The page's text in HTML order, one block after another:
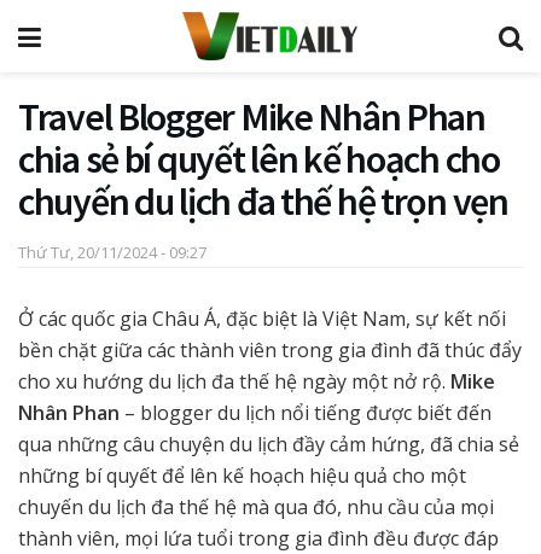
Travel Blogger Mike Nhân Phan
chia sẻ bí quyết lên kế hoạch cho
chuyến du lịch đa thế hệ trọn vẹn
Thứ Tư, 20/11/2024 - 09:27
Ở các quốc gia Châu Á, đặc biệt là Việt Nam, sự kết nối
bền chặt giữa các thành viên trong gia đình đã thúc đẩy
cho xu hướng du lịch đa thế hệ ngày một nở rộ. Mike
Nhân Phan – blogger du lịch nổi tiếng được biết đến
qua những câu chuyện du lịch đầy cảm hứng, đã chia sẻ
những bí quyết để lên kế hoạch hiệu quả cho một
chuyến du lịch đa thế hệ mà qua đó, nhu cầu của mọi
thành viên, mọi lứa tuổi trong gia đình đều được đáp